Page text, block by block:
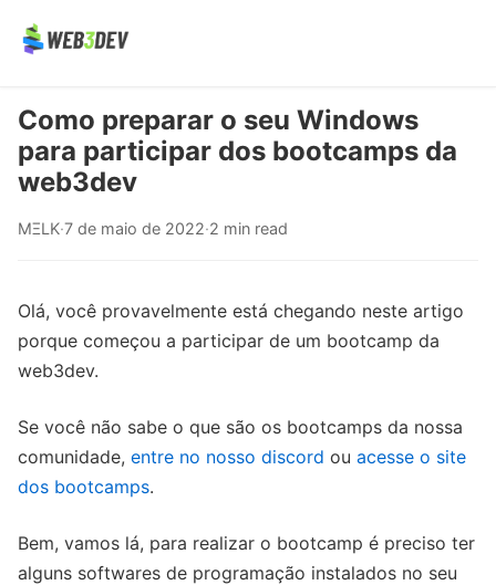
Como preparar o seu Windows
para participar dos bootcamps da
web3dev
MΞLK·7 de maio de 2022·2 min read
Olá, você provavelmente está chegando neste artigo
porque começou a participar de um bootcamp da
web3dev.
Se você não sabe o que são os bootcamps da nossa
comunidade, entre no nosso discord ou acesse o site
dos bootcamps.
Bem, vamos lá, para realizar o bootcamp é preciso ter
alguns softwares de programação instalados no seu